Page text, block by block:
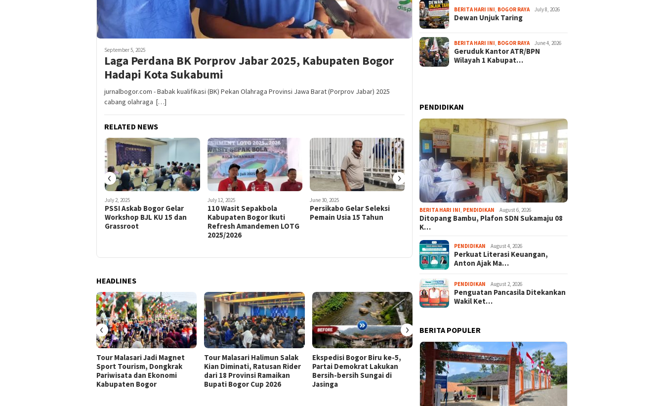
September 5, 2025
Laga Perdana BK Porprov Jabar 2025, Kabupaten Bogor
Hadapi Kota Sukabumi
jurnalbogor.com - Babak kualifikasi (BK) Pekan Olahraga Provinsi Jawa Barat (Porprov Jabar) 2025
cabang olahraga […]
RELATED NEWS
July 2, 2025
PSSI Askab Bogor Gelar
Workshop BJL KU 15 dan
Grassroot
July 12, 2025
110 Wasit Sepakbola
Kabupaten Bogor Ikuti
Refresh Amandemen LOTG
2025/2026
June 30, 2025
Persikabo Gelar Seleksi
Pemain Usia 15 Tahun
September 11, 2025
Iswahyudi Optimis Tim
Sepakbola Kabupaten
Bogor Lolos Porprov Jabar
January 3, 2025
Tahun 2025 Anggaran PSSI
Askab Bogor Langsung dari
‹ ›
HEADLINES
Tour Malasari Jadi Magnet
Sport Tourism, Dongkrak
Pariwisata dan Ekonomi
Kabupaten Bogor
Tour Malasari Halimun Salak
Kian Diminati, Ratusan Rider
dari 18 Provinsi Ramaikan
Bupati Bogor Cup 2026
Ekspedisi Bogor Biru ke-5,
Partai Demokrat Lakukan
Bersih-bersih Sungai di
Jasinga
Ekspedisi Bogor Biru di
Pangradin Bangun Kesadaran
Masyarakat Sungai Bebas
Sampah
Jelang Mukab IX KADIN
Kabupaten Bogor, PHRI Bulat
Dukung Ridwan Rusliadi
‹ ›
BERITA HARI INI BOGOR RAYA July 8, 2026
Dewan Unjuk Taring
BERITA HARI INI BOGOR RAYA June 4, 2026
Geruduk Kantor ATR/BPN
Wilayah 1 Kabupat…
PENDIDIKAN
BERITA HARI INI PENDIDIKAN August 6, 2026
Ditopang Bambu, Plafon SDN Sukamaju 08
K…
PENDIDIKAN August 4, 2026
Perkuat Literasi Keuangan,
Anton Ajak Ma…
PENDIDIKAN August 2, 2026
Penguatan Pancasila Ditekankan
Wakil Ket…
BERITA POPULER